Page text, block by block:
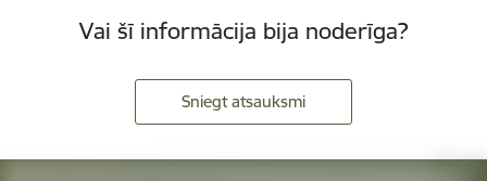
Vai šī informācija bija noderīga?
Sniegt atsauksmi